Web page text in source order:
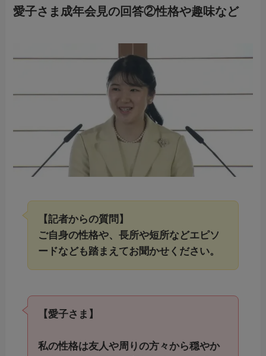
愛子さま成年会見の回答②性格や趣味など
【記者からの質問】
ご自身の性格や、長所や短所などエピソ
ードなども踏まえてお聞かせください。
【愛子さま】
私の性格は友人や周りの方々から穏やか